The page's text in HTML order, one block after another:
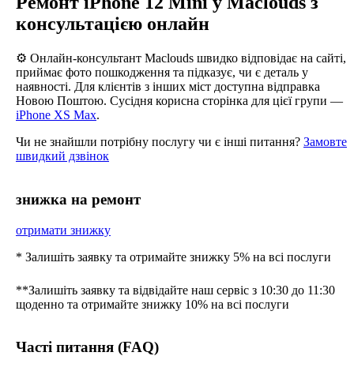
консультацією онлайн
⚙️ Онлайн-консультант Maclouds швидко відповідає на сайті,
приймає фото пошкодження та підказує, чи є деталь у
наявності. Для клієнтів з інших міст доступна відправка
Новою Поштою. Сусідня корисна сторінка для цієї групи —
iPhone XS Max.
Чи не знайшли потрібну послугу чи є інші питання? Замовте
швидкий дзвінок
знижка на ремонт
отримати знижку
* Залишіть заявку та отримайте знижку 5% на всі послуги
**Залишіть заявку та відвідайте наш сервіс з 10:30 до 11:30
щоденно та отримайте знижку 10% на всі послуги
Часті питання (FAQ)